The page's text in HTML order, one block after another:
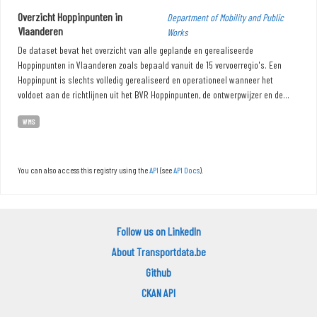
Overzicht Hoppinpunten in
Vlaanderen
Department of Mobility and Public
Works
De dataset bevat het overzicht van alle geplande en gerealiseerde
Hoppinpunten in Vlaanderen zoals bepaald vanuit de 15 vervoerregio's. Een
Hoppinpunt is slechts volledig gerealiseerd en operationeel wanneer het
voldoet aan de richtlijnen uit het BVR Hoppinpunten, de ontwerpwijzer en de...
WMS
You can also access this registry using theAPI (seeAPI Docs).
Follow us on LinkedIn
About Transportdata.be
Github
CKAN API